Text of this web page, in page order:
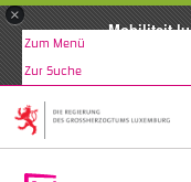
×
Mobiliteit.lu
Zum Menü
Zur Suche